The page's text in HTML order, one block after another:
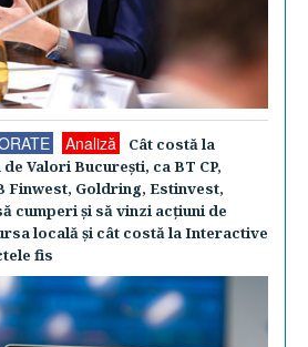
Analiză
Cât costă la
Valori Bucureşti, ca BT CP,
Finwest, Goldring, Estinvest,
cumperi şi să vinzi acţiuni de
locală şi cât costă la Interactive
fis